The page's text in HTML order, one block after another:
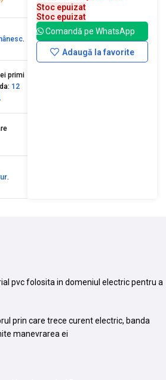
.
primi
12
.
.
Stoc epuizat
Stoc epuizat
Comandă pe WhatsApp
Adaugă la favorite
pvc folosita in domeniul electric pentru a
prin care trece curent electric, banda
manevrarea ei